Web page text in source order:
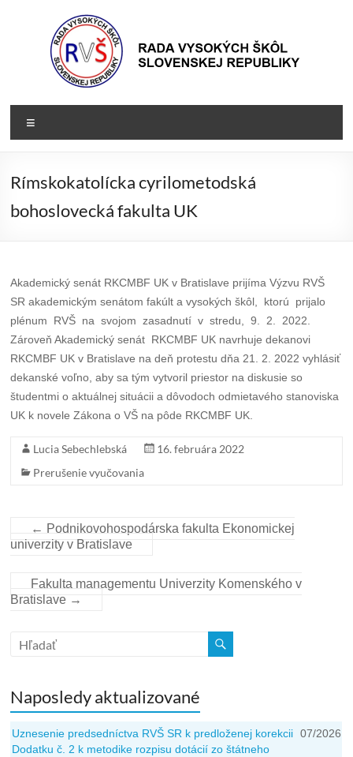
Rada
VŠ
Rada
vysokých
republiky
Rímskokatolícka cyrilometodská
bohoslovecká fakulta UK
Akademický senát RKCMBF UK v Bratislave prijíma Výzvu RVŠ
SR akademickým senátom fakúlt a vysokých škôl, ktorú prijalo
plénum RVŠ na svojom zasadnutí v stredu, 9. 2. 2022.
Zároveň Akademický senát RKCMBF UK navrhuje dekanovi
RKCMBF UK v Bratislave na deň protestu dňa 21. 2. 2022 vyhlásiť
dekanské voľno, aby sa tým vytvoril priestor na diskusie so
študentmi o aktuálnej situácii a dôvodoch odmietavého stanoviska
UK k novele Zákona o VŠ na pôde RKCMBF UK.
Lucia Sebechlebská
16. februára 2022
Prerušenie vyučovania
← Podnikovohospodárska fakulta Ekonomickej
univerzity v Bratislave
Fakulta managementu Univerzity Komenského v
Bratislave →
Naposledy aktualizované
Uznesenie predsedníctva RVŠ SR k predloženej korekcii
Dodatku č. 2 k metodike rozpisu dotácií zo štátneho
07/2026